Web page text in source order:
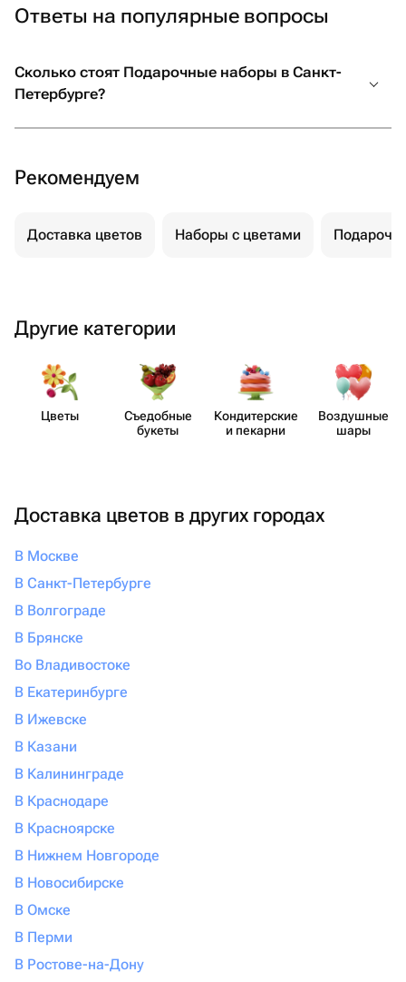
Ответы на популярные вопросы
Сколько стоят Подарочные наборы в Санкт-
Петербурге?
Рекомендуем
Доставка цветов Наборы с цветами
Другие категории
Цветы
Съедобные
букеты
Кондит​ерские
и пекарни
Воздушные
шары
Доставка цветов в других городах
В Москве
В Санкт-Петербурге
В Волгограде
В Брянске
Во Владивостоке
В Екатеринбурге
В Ижевске
В Казани
В Калининграде
В Краснодаре
В Красноярске
В Нижнем Новгороде
В Новосибирске
В Омске
В Перми
В Ростове-на-Дону